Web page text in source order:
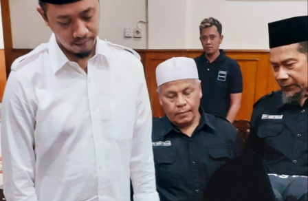
. Ukuran gambar 480px x 600px